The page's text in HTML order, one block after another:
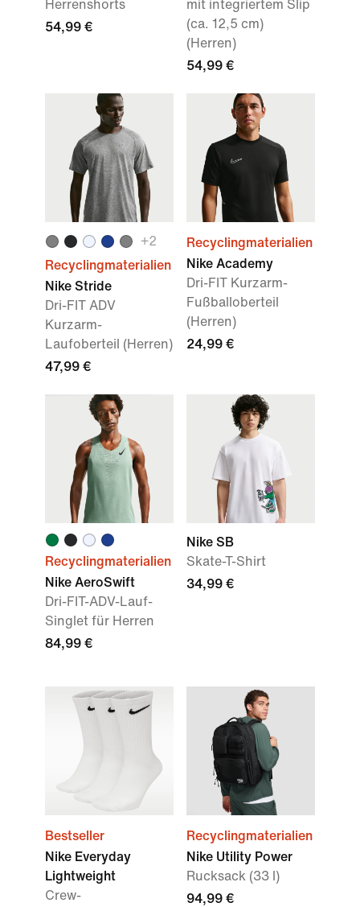
Herrenshorts
54,99 €
mit integriertem Slip
(ca. 12,5 cm)
(Herren)
54,99 €
+2
Recyclingmaterialien
Nike Stride
Dri-FIT ADV
Kurzarm-
Laufoberteil (Herren)
47,99 €
Recyclingmaterialien
Nike Academy
Dri-FIT Kurzarm-
Fußballoberteil
(Herren)
24,99 €
Recyclingmaterialien
Nike AeroSwift
Dri-FIT-ADV-Lauf-
Singlet für Herren
84,99 €
Nike SB
Skate-T-Shirt
34,99 €
Bestseller
Nike Everyday
Lightweight
Crew-
Recyclingmaterialien
Nike Utility Power
Rucksack (33 l)
94,99 €